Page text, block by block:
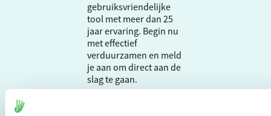
gebruiksvriendelijke
tool met meer dan 25
jaar ervaring. Begin nu
met effectief
verduurzamen en meld
je aan om direct aan de
slag te gaan.